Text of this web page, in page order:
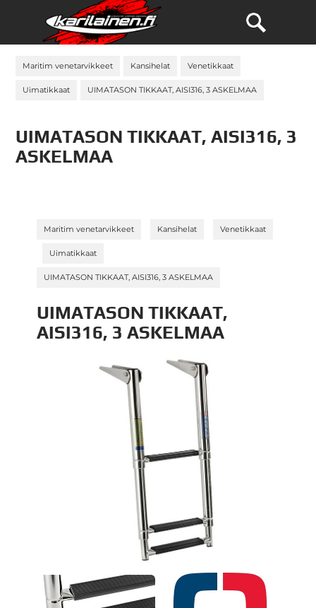
Maritim venetarvikkeet Kansihelat Venetikkaat
Uimatikkaat UIMATASON TIKKAAT, AISI316, 3 ASKELMAA
UIMATASON TIKKAAT, AISI316, 3
ASKELMAA
Maritim venetarvikkeet Kansihelat Venetikkaat
Uimatikkaat
UIMATASON TIKKAAT, AISI316, 3 ASKELMAA
UIMATASON TIKKAAT,
AISI316, 3 ASKELMAA